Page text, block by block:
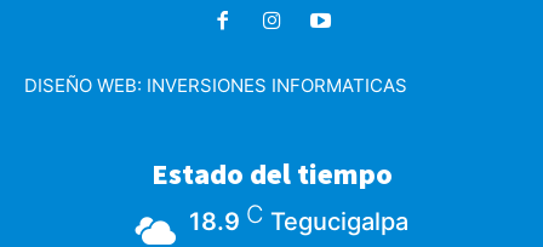
DISEÑO WEB: INVERSIONES INFORMATICAS
Estado del tiempo
18.9 C Tegucigalpa